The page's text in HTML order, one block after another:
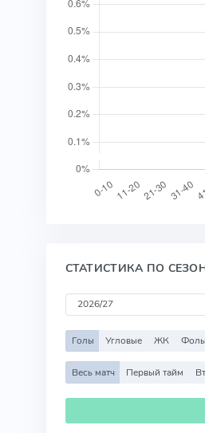
СТАТИСТИКА ПО
Голы Угловые ЖК Фолы
Весь матч Первый тайм